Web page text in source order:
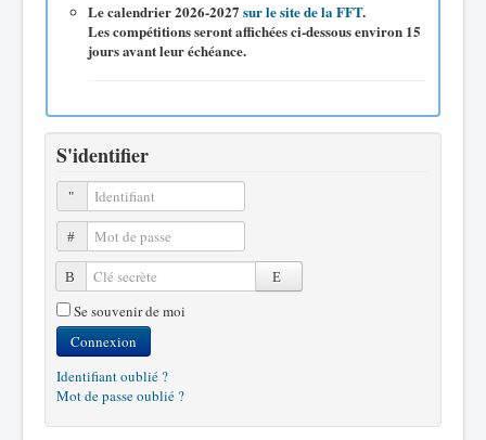
Le calendrier 2026-2027 sur le site de la FFT.
Les compétitions seront affichées ci-dessous environ 15
jours avant leur échéance.
S'identifier
Identifiant
Mot de passe
Clé secrète
Se souvenir de moi
Connexion
Identifiant oublié ?
Mot de passe oublié ?